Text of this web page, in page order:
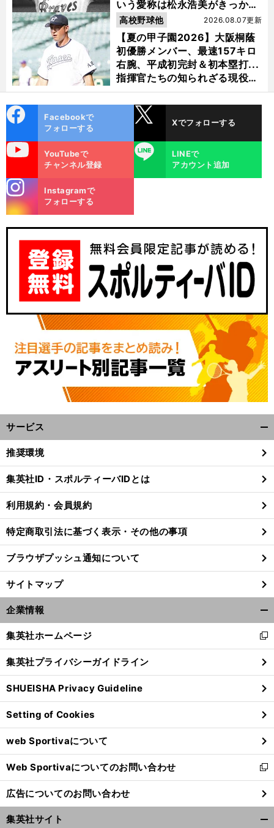
いう愛称は松永浩美がきっか
け？
【夏の甲子園2026】大阪桐蔭
初優勝メンバー、最速157キロ
右腕、平成初完封＆初本塁打...
指揮官たちの知られざる現役時
代
2026.08.07更新
高校野球他
ok
Facebookで
フォローする
Xでフォローする
YouTubeで
チャンネル登録
LINE
LINEで
アカウント追加
m
Instagramで
フォローする
サービス
閉
る
推奨環境
集英社ID・スポルティーバIDとは
利用規約・会員規約
特定商取引法に基づく表示・その他の事項
ブラウザプッシュ通知について
サイトマップ
企業情報
閉
る
集英社ホームページ
新
し
い
ウ
ィ
ン
ド
ウ
で
開
く
集英社プライバシーガイドライン
SHUEISHA Privacy Guideline
Setting of Cookies
web Sportivaについて
Web Sportivaについてのお問い合わせ
新
し
い
ウ
ィ
広告についてのお問い合わせ
集英社サイト